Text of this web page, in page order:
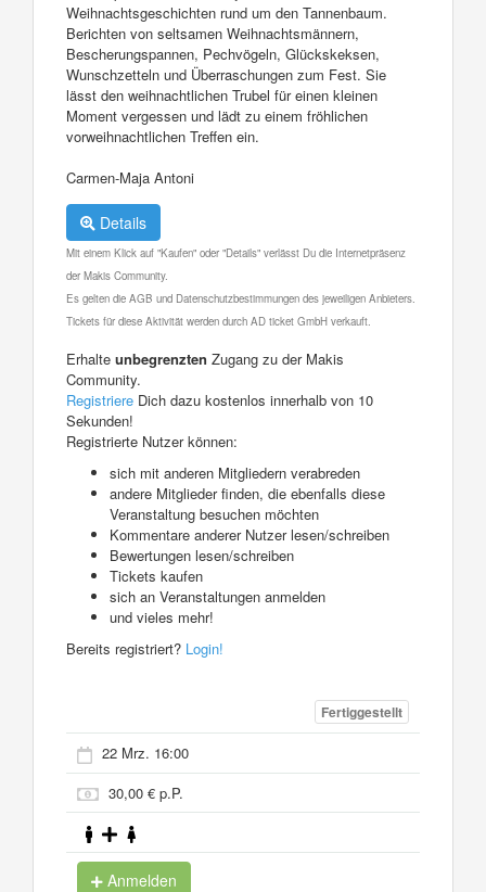
Weihnachtsgeschichten rund um den Tannenbaum.
Berichten von seltsamen Weihnachtsmännern,
Bescherungspannen, Pechvögeln, Glückskeksen,
Wunschzetteln und Überraschungen zum Fest. Sie
lässt den weihnachtlichen Trubel für einen kleinen
Moment vergessen und lädt zu einem fröhlichen
vorweihnachtlichen Treffen ein.
Carmen-Maja Antoni
Details
Mit einem Klick auf "Kaufen" oder "Details" verlässt Du die Internetpräsenz
der Makis Community.
Es gelten die AGB und Datenschutzbestimmungen des jeweiligen Anbieters.
Tickets für diese Aktivität werden durch AD ticket GmbH verkauft.
Erhalte unbegrenzten Zugang zu der Makis
Community.
Registriere Dich dazu kostenlos innerhalb von 10
Sekunden!
Registrierte Nutzer können:
sich mit anderen Mitgliedern verabreden
andere Mitglieder finden, die ebenfalls diese
Veranstaltung besuchen möchten
Kommentare anderer Nutzer lesen/schreiben
Bewertungen lesen/schreiben
Tickets kaufen
sich an Veranstaltungen anmelden
und vieles mehr!
Bereits registriert? Login!
Fertiggestellt
22 Mrz. 16:00
30,00 € p.P.
Anmelden